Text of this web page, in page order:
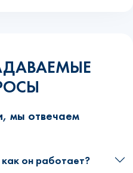
мы отвечаем
он работает?